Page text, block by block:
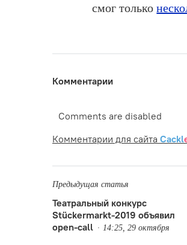
смог только
Комментарии
Comments are disabled
Комментарии для сайта Cackl
Предыдущая статья
Театральный конкурс
Stückermarkt-2019 объявил
open-call
14:25, 29 октября